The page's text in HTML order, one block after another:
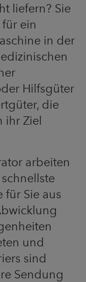
liefern? Sie
ein
in der
Hilfsgüter
die
ihr Ziel
arbeiten
für Sie aus
und
sind
Sendung